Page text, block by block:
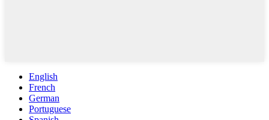
English
French
German
Portuguese